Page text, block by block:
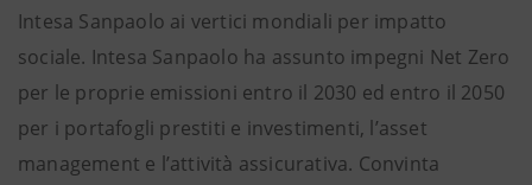
Intesa Sanpaolo ai vertici mondiali per impatto
sociale. Intesa Sanpaolo ha assunto impegni Net Zero
per le proprie emissioni entro il 2030 ed entro il 2050
per i portafogli prestiti e investimenti, l’asset
management e l’attività assicurativa. Convinta